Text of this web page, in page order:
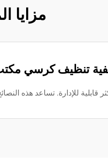
مزايا
تنظيف كرسي
للإدارة. تساعد هذه